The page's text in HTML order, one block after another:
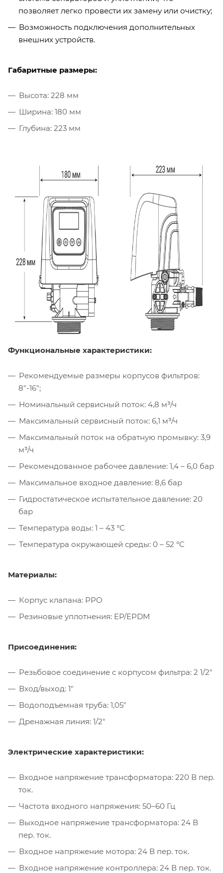
позволяет легко провести их замену или очистку;
Возможность подключения дополнительных
внешних устройств.
Габаритные размеры:
Высота: 228 мм
Ширина: 180 мм
Глубина: 223 мм
Функциональные характеристики:
Рекомендуемые размеры корпусов фильтров:
8"-16";
Номинальный сервисный поток: 4,8 м³/ч
Максимальный сервисный поток: 6,1 м³/ч
Максимальный поток на обратную промывку: 3,9
м³/ч
Рекомендованное рабочее давление: 1,4 – 6,0 бар
Максимальное входное давление: 8,6 бар
Гидростатическое испытательное давление: 20
бар
Температура воды: 1 – 43 °C
Температура окружающей среды: 0 – 52 °C
Материалы:
Корпус клапана: PPO
Резиновые уплотнения: EP/EPDM
Присоединения:
Резьбовое соединение с корпусом фильтра: 2 1/2"
Вход/выход: 1"
Водоподъемная труба: 1,05"
Дренажная линия: 1/2"
Электрические характеристики:
Входное напряжение трансформатора: 220 В пер.
ток.
Частота входного напряжения: 50–60 Гц
Выходное напряжение трансформатора: 24 В
пер. ток.
Входное напряжение мотора: 24 В пер. ток.
Входное напряжение контроллера: 24 В пер. ток.